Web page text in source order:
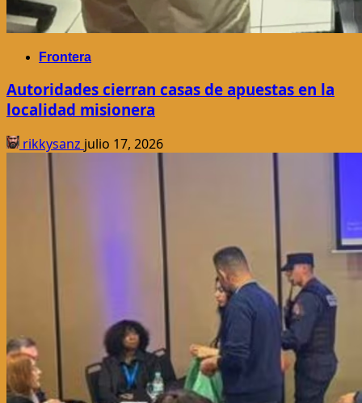
Frontera
Autoridades cierran casas de apuestas en la
localidad misionera
rikkysanz julio 17, 2026